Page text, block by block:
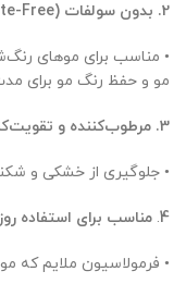
2. بدون سولفات (Sulfate-Free)
• مناسب برای موهای
مو و حفظ رنگ مو برای
3. مرطوب‌کننده و
• جلوگیری از خشکی و
4
. مناسب برای استفاده
• فرمولاسیون ملایم که